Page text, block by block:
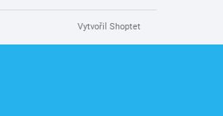
Vytvořil Shoptet